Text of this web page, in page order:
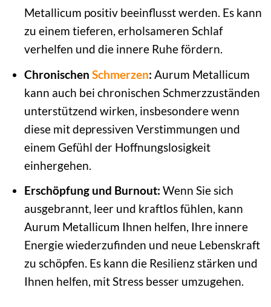
Metallicum positiv beeinflusst werden. Es kann
zu einem tieferen, erholsameren Schlaf
verhelfen und die innere Ruhe fördern.
Chronischen Schmerzen: Aurum Metallicum
kann auch bei chronischen Schmerzzuständen
unterstützend wirken, insbesondere wenn
diese mit depressiven Verstimmungen und
einem Gefühl der Hoffnungslosigkeit
einhergehen.
Erschöpfung und Burnout: Wenn Sie sich
ausgebrannt, leer und kraftlos fühlen, kann
Aurum Metallicum Ihnen helfen, Ihre innere
Energie wiederzufinden und neue Lebenskraft
zu schöpfen. Es kann die Resilienz stärken und
Ihnen helfen, mit Stress besser umzugehen.